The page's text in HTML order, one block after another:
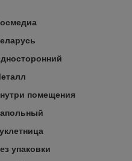
помещения
упаковки